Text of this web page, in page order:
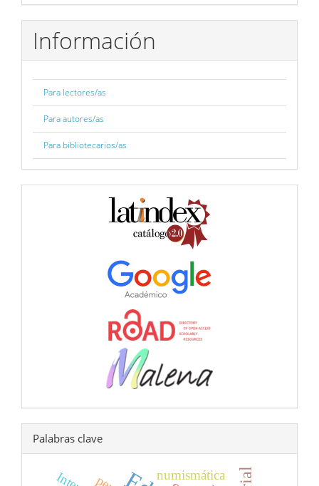
Información
Para lectores/as
Para autores/as
Para bibliotecarios/as
Palabras clave
numismática